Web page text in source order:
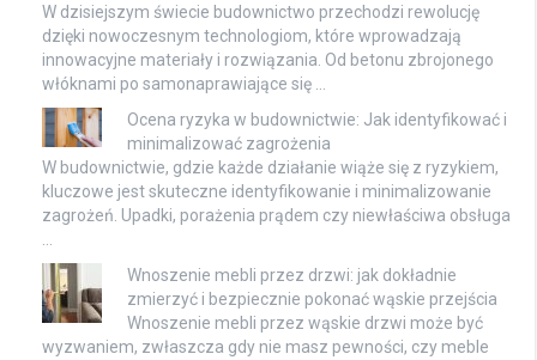
W dzisiejszym świecie budownictwo przechodzi rewolucję
dzięki nowoczesnym technologiom, które wprowadzają
innowacyjne materiały i rozwiązania. Od betonu zbrojonego
włóknami po samonaprawiające się …
Ocena ryzyka w budownictwie: Jak identyfikować i
minimalizować zagrożenia
W budownictwie, gdzie każde działanie wiąże się z ryzykiem,
kluczowe jest skuteczne identyfikowanie i minimalizowanie
zagrożeń. Upadki, porażenia prądem czy niewłaściwa obsługa
Wnoszenie mebli przez drzwi: jak dokładnie
zmierzyć i bezpiecznie pokonać wąskie przejścia
Wnoszenie mebli przez wąskie drzwi może być
wyzwaniem, zwłaszcza gdy nie masz pewności, czy meble